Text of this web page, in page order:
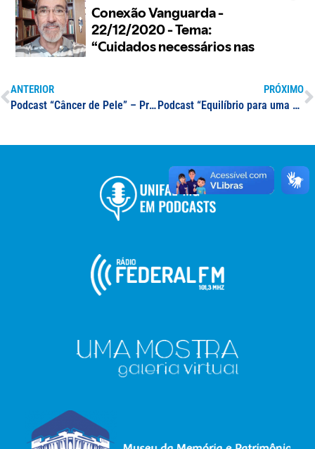
ANTERIOR
Podcast “Câncer de Pele” – Profa. Bárbara Ávila Chagas da Silva
PRÓXIMO
Podcast “Equilíbrio para uma melhor saúde e qualidade de vida” – Prof. Evandro Monteiro de Sá Magalhães